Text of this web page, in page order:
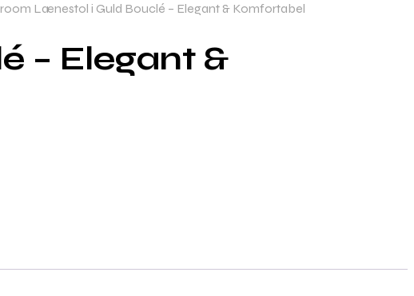
Lænestol i Guld Bouclé – Elegant & Komfortabel
– Elegant &